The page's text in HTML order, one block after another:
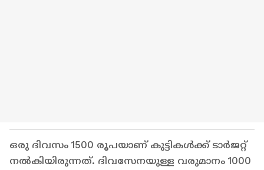
ഒരു ദിവസം 1500 രൂപയാണ് കുട്ടികൾക്ക് ടാർജറ്റ്
നൽകിയിരുന്നത്. ദിവസേനയുള്ള വരുമാനം 1000